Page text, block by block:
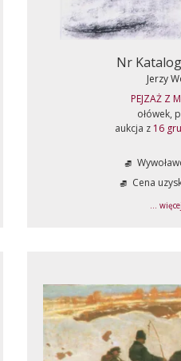
Nr
Jerzy
PEJZAŻ Z
ołówek,
aukcja z 16
Cena
...